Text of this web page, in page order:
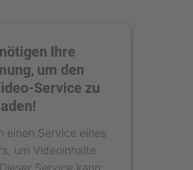
Ihre
um den
Service zu
einen Service eines
um Videoinhalte
Service kann